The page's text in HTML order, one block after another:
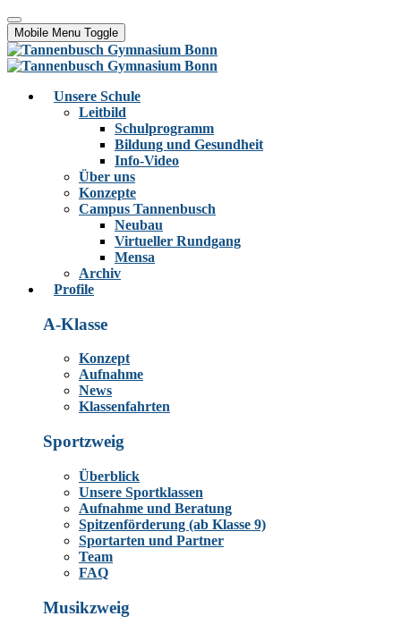
Mobile Menu Toggle
Unsere Schule
Leitbild
Schulprogramm
Bildung und Gesundheit
Info-Video
Über uns
Konzepte
Campus Tannenbusch
Neubau
Virtueller Rundgang
Mensa
Archiv
Profile
A-Klasse
Konzept
Aufnahme
News
Klassenfahrten
Sportzweig
Überblick
Unsere Sportklassen
Aufnahme und Beratung
Spitzenförderung (ab Klasse 9)
Sportarten und Partner
Team
FAQ
Musikzweig